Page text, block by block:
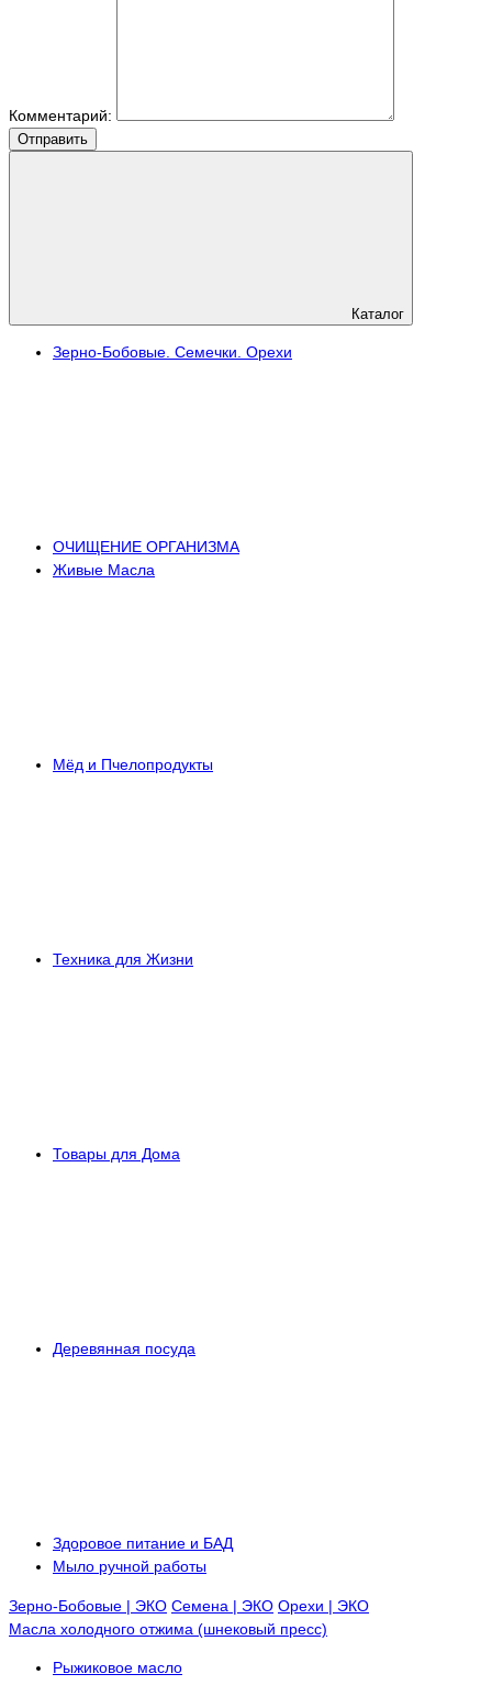
Комментарий:
Отправить
Каталог
Зерно-Бобовые. Семечки. Орехи
ОЧИЩЕНИЕ ОРГАНИЗМА
Живые Масла
Мёд и Пчелопродукты
Техника для Жизни
Товары для Дома
Деревянная посуда
Здоровое питание и БАД
Мыло ручной работы
Зерно-Бобовые | ЭКО Семена | ЭКО Орехи | ЭКО
Масла холодного отжима (шнековый пресс)
Рыжиковое масло